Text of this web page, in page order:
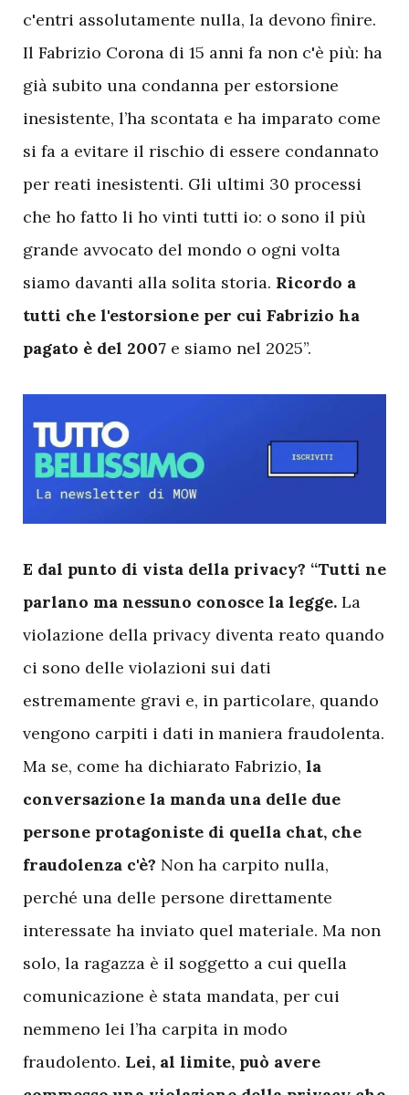
c'entri assolutamente nulla, la devono finire.
Il Fabrizio Corona di 15 anni fa non c'è più: ha
già subito una condanna per estorsione
inesistente, l’ha scontata e ha imparato come
si fa a evitare il rischio di essere condannato
per reati inesistenti. Gli ultimi 30 processi
che ho fatto li ho vinti tutti io: o sono il più
grande avvocato del mondo o ogni volta
siamo davanti alla solita storia. Ricordo a
tutti che l'estorsione per cui Fabrizio ha
pagato è del 2007 e siamo nel 2025”.
E dal punto di vista della privacy? “Tutti ne
parlano ma nessuno conosce la legge. La
violazione della privacy diventa reato quando
ci sono delle violazioni sui dati
estremamente gravi e, in particolare, quando
vengono carpiti i dati in maniera fraudolenta.
Ma se, come ha dichiarato Fabrizio, la
conversazione la manda una delle due
persone protagoniste di quella chat, che
fraudolenza c'è? Non ha carpito nulla,
perché una delle persone direttamente
interessate ha inviato quel materiale. Ma non
solo, la ragazza è il soggetto a cui quella
comunicazione è stata mandata, per cui
nemmeno lei l’ha carpita in modo
fraudolento. Lei, al limite, può avere